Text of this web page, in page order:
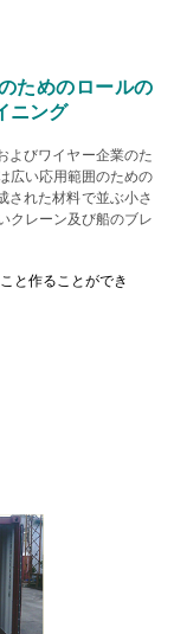
ためのロールの
ニング
よびワイヤー企業のた
広い応用範囲のための
された材料で並ぶ小さ
クレーン及び船のブレ
と作ることができ